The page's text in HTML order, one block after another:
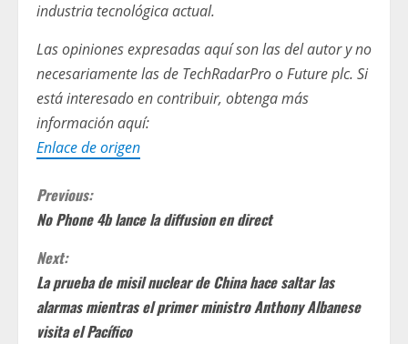
industria tecnológica actual.
Las opiniones expresadas aquí son las del autor y no
necesariamente las de TechRadarPro o Future plc. Si
está interesado en contribuir, obtenga más
información aquí:
Enlace de origen
C
o
n
t
Previous:
No Phone 4b lance la diffusion en direct
Next:
La prueba de misil nuclear de China hace saltar las
alarmas mientras el primer ministro Anthony Albanese
visita el Pacífico